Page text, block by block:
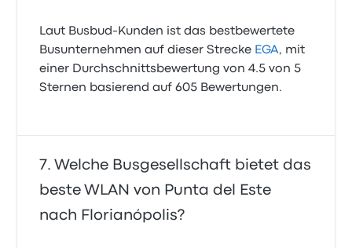
Laut Busbud-Kunden ist das bestbewertete
Busunternehmen auf dieser Strecke EGA, mit
einer Durchschnittsbewertung von 4.5 von 5
Sternen basierend auf 605 Bewertungen.
Welche Busgesellschaft bietet das
beste WLAN von Punta del Este
nach Florianópolis?